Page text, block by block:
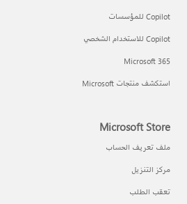
Copilot للمؤسسات
Copilot للاستخدام الشخصي
Microsoft 365
استكشف منتجات Microsoft
Microsoft Store
ملف تعريف الحساب
مركز التنزيل
تعقب الطلب